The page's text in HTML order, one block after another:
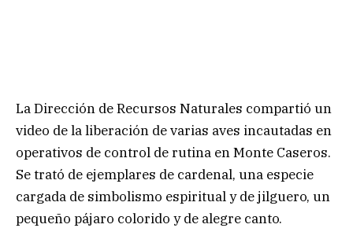
La Dirección de Recursos Naturales compartió un
video de la liberación de varias aves incautadas en
operativos de control de rutina en Monte Caseros.
Se trató de ejemplares de cardenal, una especie
cargada de simbolismo espiritual y de jilguero, un
pequeño pájaro colorido y de alegre canto.